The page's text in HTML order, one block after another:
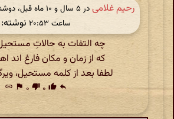
رحیم غلامی
ساعت ۲۰:۵۳
نوشته:
چه التفات به حالاتِ
که از زمان و مکان فارغ اند
لطفا بعد از کلمه مستحیل،
reply
thumb_up ۰ thumb_down ۰ flag
link